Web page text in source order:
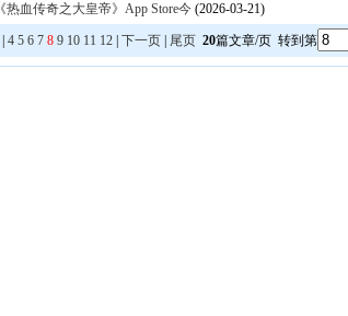
《热血传奇之大皇帝》App Store今 (2026-03-21)
4 5 6 7 8 9 10 11 12 下一页 尾页 20篇文章/页 转到第